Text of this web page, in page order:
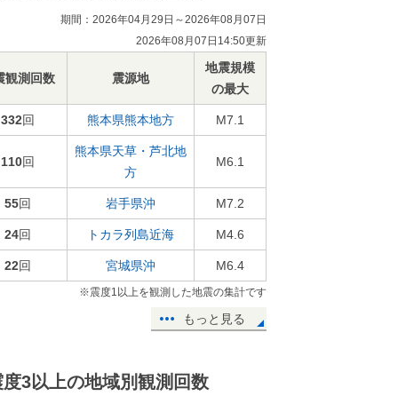
期間：2026年04月29日～2026年08月07日
2026年08月07日14:50更新
観測回数 震源地
地震規模
の最大
332回 熊本県熊本地方 M7.1
110回
熊本県天草・芦北地
方
M6.1
55回 岩手県沖 M7.2
24回 トカラ列島近海 M4.6
22回 宮城県沖 M6.4
※震度1以上を観測した地震の集計です
もっと見る
度3以上の地域別観測回数